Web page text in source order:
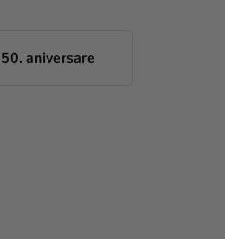
50. aniversare